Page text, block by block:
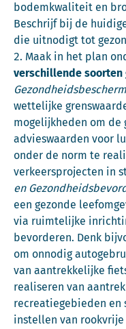
bodemkwaliteit en
Beschrijf bij de
die uitnodigt tot
Maak in het plan
verschillende
wettelijke
mogelijkheden om de
advieswaarden voor
onder de norm te
verkeersprojecten in
en
een gezonde
via ruimtelijke
bevorderen. Denk
om onnodig
van aantrekkelijke
realiseren van
recreatiegebieden
instellen van